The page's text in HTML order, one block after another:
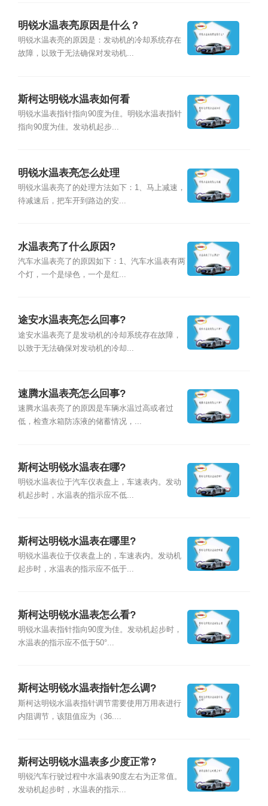
明锐水温表亮原因是什么？
明锐水温表亮的原因是：发动机的冷却系统存在
故障，以致于无法确保对发动机...
斯柯达明锐水温表如何看
明锐水温表指针指向90度为佳。明锐水温表指针
指向90度为佳。发动机起步...
明锐水温表亮怎么处理
明锐水温表亮了的处理方法如下：1、马上减速，
待减速后，把车开到路边的安...
水温表亮了什么原因?
汽车水温表亮了的原因如下：1、汽车水温表有两
个灯，一个是绿色，一个是红...
途安水温表亮怎么回事?
途安水温表亮了是发动机的冷却系统存在故障，
以致于无法确保对发动机的冷却...
速腾水温表亮怎么回事?
速腾水温表亮了的原因是车辆水温过高或者过
低，检查水箱防冻液的储蓄情况，...
斯柯达明锐水温表在哪?
明锐水温表位于汽车仪表盘上，车速表内。发动
机起步时，水温表的指示应不低...
斯柯达明锐水温表在哪里?
明锐水温表位于仪表盘上的，车速表内。发动机
起步时，水温表的指示应不低于...
斯柯达明锐水温表怎么看?
明锐水温表指针指向90度为佳。发动机起步时，
水温表的指示应不低于50°...
斯柯达明锐水温表指针怎么调?
斯柯达明锐水温表指针调节需要使用万用表进行
内阻调节，该阻值应为（36....
斯柯达明锐水温表多少度正常?
明锐汽车行驶过程中水温表90度左右为正常值。
发动机起步时，水温表的指示...